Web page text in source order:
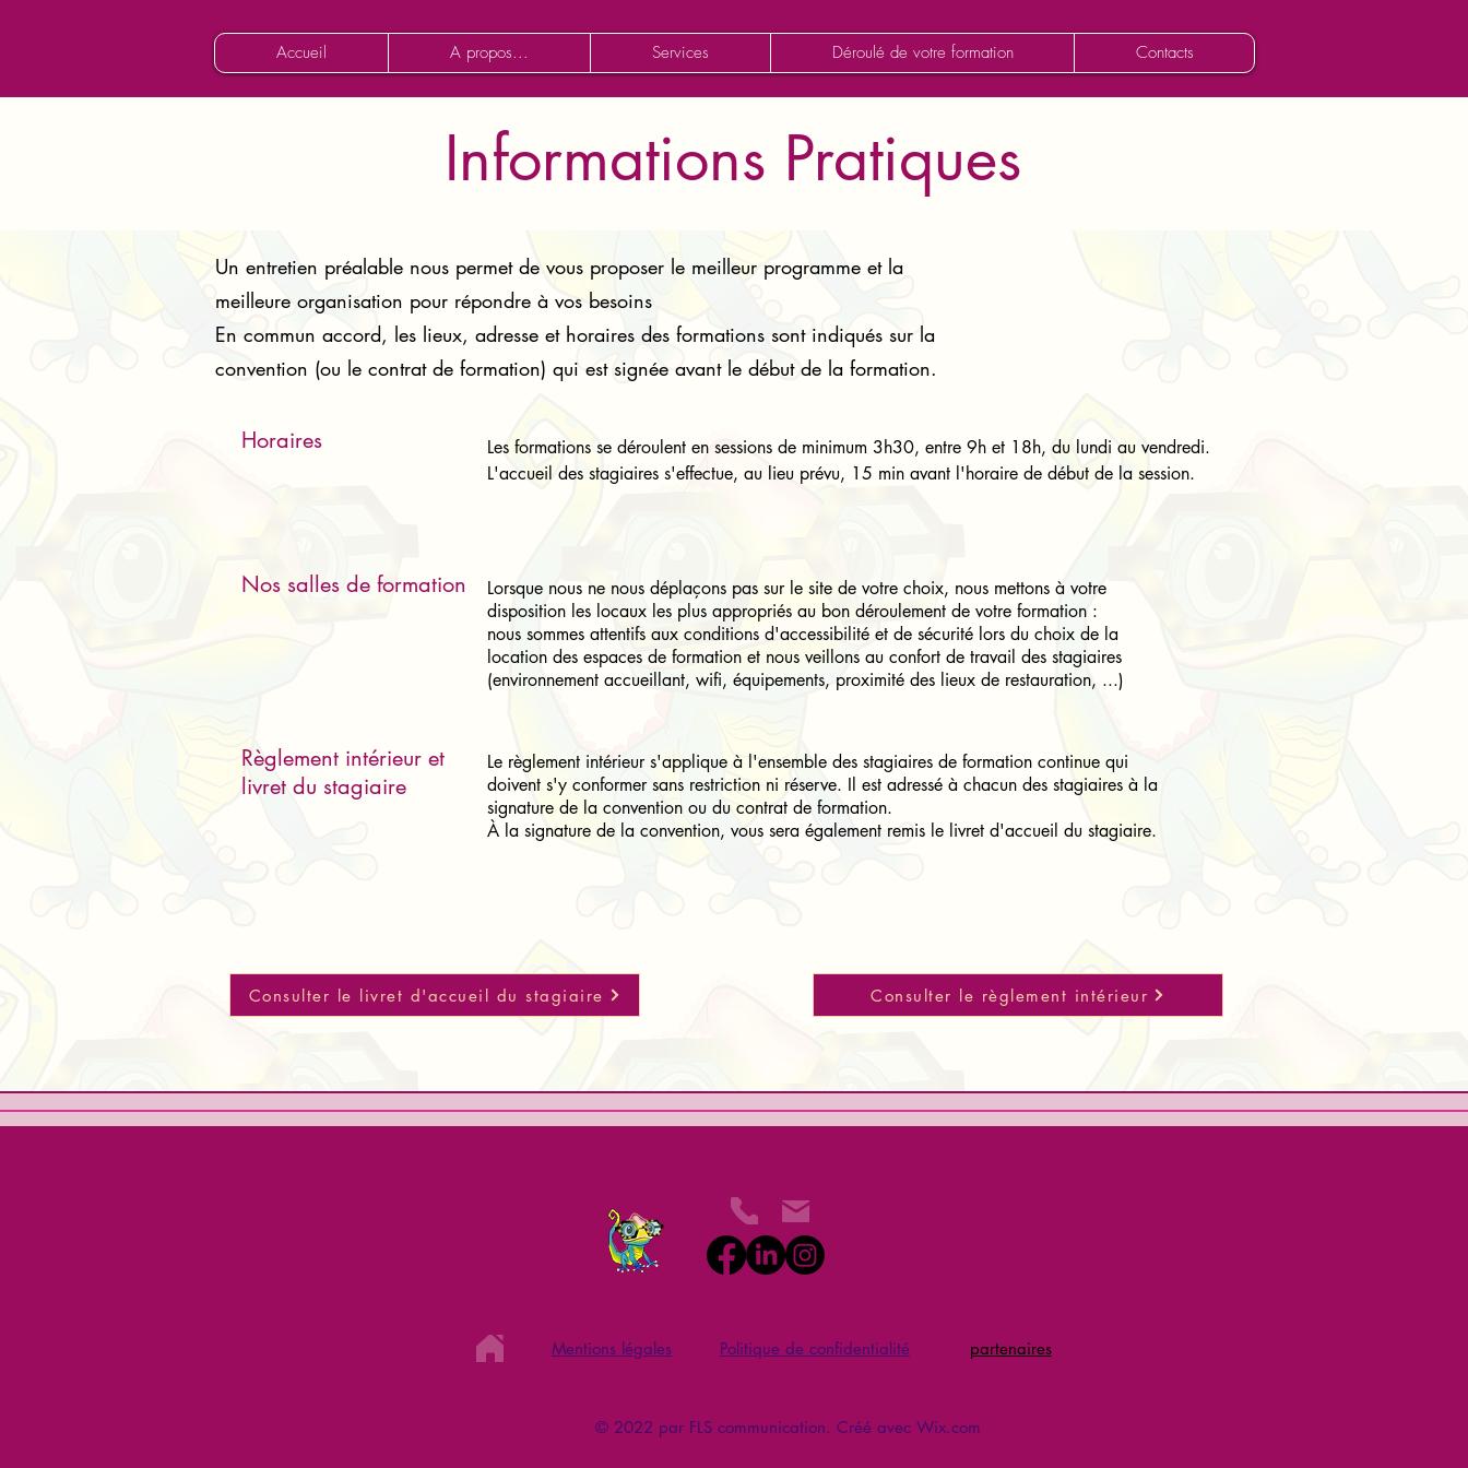
Accueil A propos... Services Déroulé de votre formation Contacts
Informations Pratiques
Un entretien préalable nous permet de vous proposer le meilleur programme et la
meilleure organisation pour répondre à vos besoins
En commun accord, les lieux, adresse et horaires des formations sont indiqués sur la
convention (ou le contrat de formation) qui est signée avant le début de la formation.
Horaires Les formations se déroulent en sessions de minimum 3h30, entre 9h et 18h, du lundi au vendredi.
L'accueil des stagiaires s'effectue, au lieu prévu, 15 min avant l'horaire de début de la session.
Nos salles de formation
Lorsque nous ne nous déplaçons pas sur le site de votre choix, nous mettons à votre
disposition les locaux les plus appropriés au bon déroulement de votre formation :
nous sommes attentifs aux conditions d'accessibilité et de sécurité lors du choix de la
location des espaces de formation et nous veillons au confort de travail des stagiaires
(environnement accueillant, wifi, équipements, proximité des lieux de restauration, ...)
Règlement intérieur et
livret du stagiaire
Le règlement intérieur s'applique à l'ensemble des stagiaires de formation continue qui
doivent s'y conformer sans restriction ni réserve. Il est adressé à chacun des stagiaires à la
signature de la convention ou du contrat de formation.
À la signature de la convention, vous sera également remis le livret d'accueil du stagiaire.
Consulter le livret d'accueil du stagiaire Consulter le règlement intérieur
Mentions légales Politique de confidentialité partenaires
© 2022 par FLS communication. Créé avec Wix.com